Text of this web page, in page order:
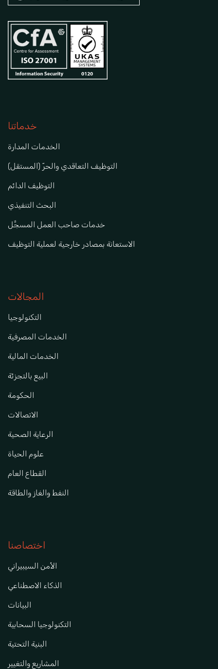
خدماتنا
الخدمات المدارة
التوظيف التعاقدي والحرّ (المستقل)
التوظيف الدائم
البحث التنفيذي
خدمات صاحب العمل المسجَّل
الاستعانة بمصادر خارجية لعملية التوظيف
المجالات
التكنولوجيا
الخدمات المصرفية
الخدمات المالية
البيع بالتجزئة
الحكومة
الاتصالات
الرعاية الصحية
علوم الحياة
القطاع العام
النفط والغاز والطاقة
اختصاصنا
الأمن السيبيراني
الذكاء الاصطناعي
البيانات
التكنولوجيا السحابية
البنية التحتية
المشاريع والتغيير